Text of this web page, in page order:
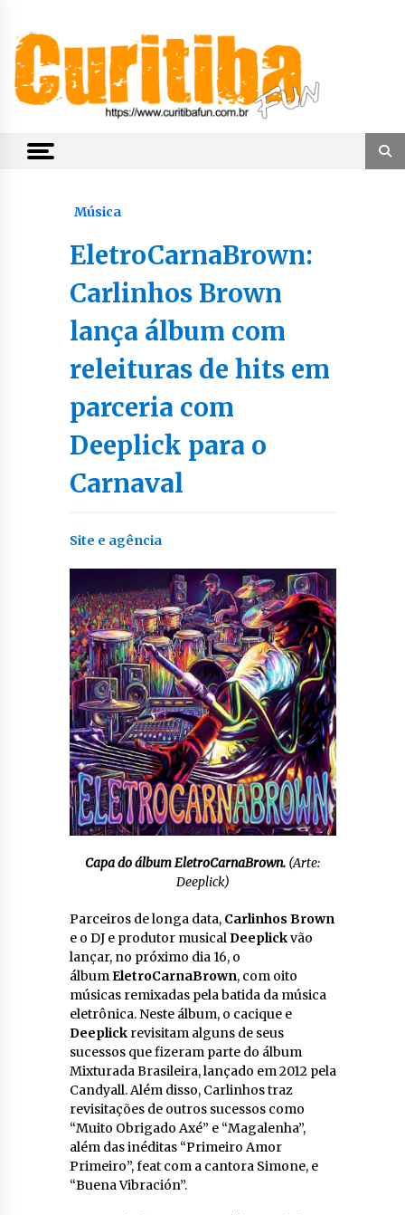
content
CuritibaFun
Música
EletroCarnaBrown:
Carlinhos Brown
lança álbum com
releituras de hits em
parceria com
Deeplick para o
Carnaval
Site e agência
Capa do álbum EletroCarnaBrown. (Arte:
Deeplick)
Parceiros de longa data, Carlinhos Brown
e o DJ e produtor musicalDeeplickvão
lançar, no próximo dia 16, o
álbumEletroCarnaBrown, com oito
músicas remixadas pela batida da música
eletrônica. Neste álbum, o cacique e
Deeplickrevisitam alguns de seus
sucessos que fizeram parte do álbum
Mixturada Brasileira, lançado em 2012 pela
Candyall. Além disso, Carlinhos traz
revisitações de outros sucessos como
“Muito Obrigado Axé” e “Magalenha”,
além das inéditas “Primeiro Amor
Primeiro”, feat com a cantora Simone, e
“Buena Vibración”.